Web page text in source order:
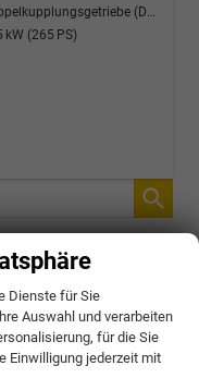
Doppelkupplungsgetriebe (DSG)
kW (265 PS)
Dienste für Sie
Auswahl und verarbeiten
für die Sie
Einwilligung jederzeit mit